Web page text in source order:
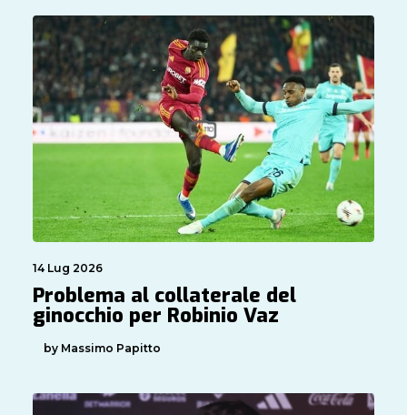
14 Lug 2026
Problema al collaterale del
ginocchio per Robinio Vaz
by Massimo Papitto